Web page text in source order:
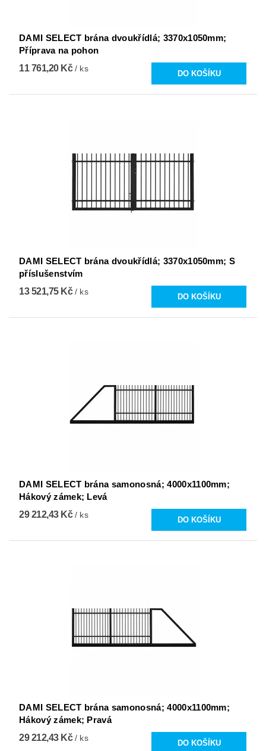
DAMI SELECT brána dvoukřídlá; 3370x1050mm;
Příprava na pohon
11 761,20 Kč/ ks
DAMI SELECT brána dvoukřídlá; 3370x1050mm; S
příslušenstvím
13 521,75 Kč/ ks
DAMI SELECT brána samonosná; 4000x1100mm;
Hákový zámek; Levá
29 212,43 Kč/ ks
DAMI SELECT brána samonosná; 4000x1100mm;
Hákový zámek; Pravá
29 212,43 Kč/ ks